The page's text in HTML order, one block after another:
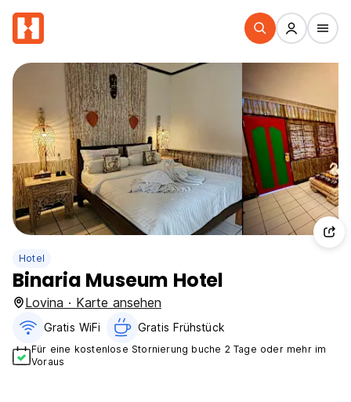
Hotel
Binaria Museum Hotel
Lovina · Karte ansehen
Gratis WiFi Gratis Frühstück
Für eine kostenlose Stornierung buche 2 Tage oder mehr im
Voraus